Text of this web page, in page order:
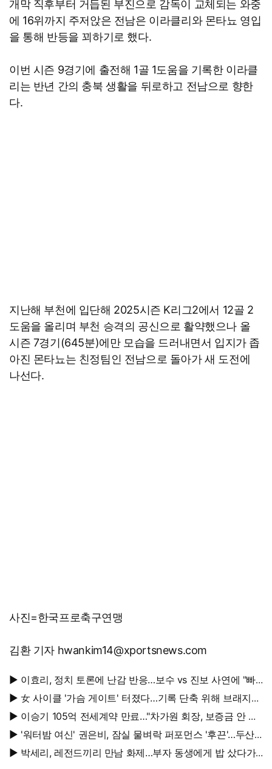
개막 직후부터 거듭된 부진으로 감독이 교체되는 와중
에 16위까지 주저앉은 전남은 이라클리와 몬타뇨 영입
을 통해 반등을 꾀하기로 했다.
이번 시즌 9경기에 출전해 1골 1도움을 기록한 이라클
리는 반년 간의 충북 생활을 뒤로하고 전남으로 향한
다.
지난해 부천에 입단해 2025시즌 K리그2에서 12골 2
도움을 올리며 부천 승격의 공신으로 활약했으나 올
시즌 7경기(645분)에만 모습을 드러내면서 입지가 좁
아진 몬타뇨는 친정팀인 전남으로 돌아가 새 도전에
나선다.
사진=한국프로축구연맹
김환 기자 hwankim14@xportsnews.com
▶ 이효리, 정치 토론에 난감 반응…보수 vs 진보 사연에 "빠
지면 안 될까요?"
▶ 女 사이클 '가슴 게이트' 터졌다…기록 단축 위해 브래지어
에 솜 넣는다?
▶ 이승기 105억 전세계약 만료…"차가원 회장, 보증금 안 주
면 법적 조치"
▶ '워터밤 여신' 권은비, 잠실 물벼락 퍼포먼스 '후끈'…두산
승리요정 등극
▶ 박세리, 레전드끼리 만남 화제…부자 동생에게 밥 샀다가